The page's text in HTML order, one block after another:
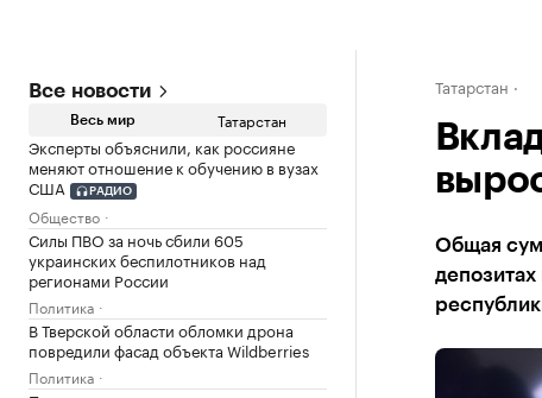
Все новости
Весь мир Татарстан
Эксперты объяснили, как россияне
меняют отношение к обучению в вузах
США
РАДИО
Общество
Силы ПВО за ночь сбили 605
украинских беспилотников над
регионами России
Политика
В Тверской области обломки дрона
повредили фасад объекта Wildberries
Политика
Татарстан
Общая